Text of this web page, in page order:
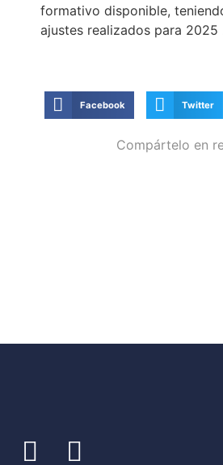
formativo disponible,
ajustes realizados para 2025
Facebook Twitter
Compártelo en